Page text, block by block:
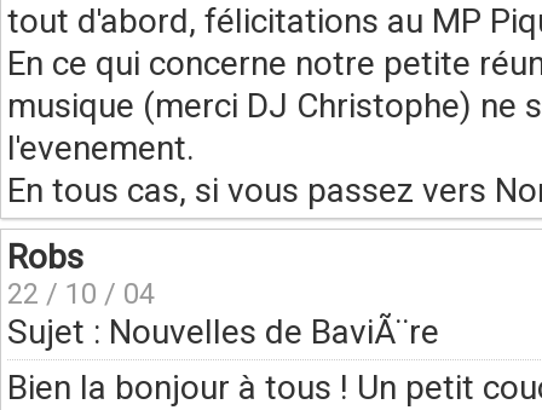
tout d'abord, félicitations au MP
En ce qui concerne notre petite
musique (merci DJ Christophe) ne
l'evenement.
En tous cas, si vous passez vers
Robs
22 / 10 / 04
Sujet : Nouvelles de BaviÃ¨re
Bien la bonjour à tous ! Un petit